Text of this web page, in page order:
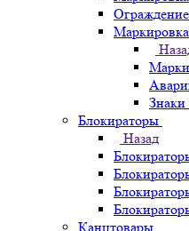
Блокираторы
Назад
Канцтовары